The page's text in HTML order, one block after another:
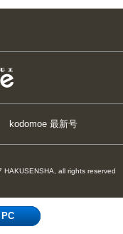
kodomoe 最新号
HAKUSENSHA, all rights reserved
PC